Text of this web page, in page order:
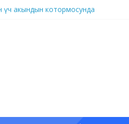
акындын котормосунда